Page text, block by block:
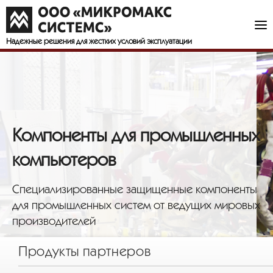
Надежные решения для жестких условий эксплуатации
Компоненты для промышленных
компьютеров
Специализированные защищенные компоненты
для промышленных систем от ведущих мировых
производителей
Продукты партнеров